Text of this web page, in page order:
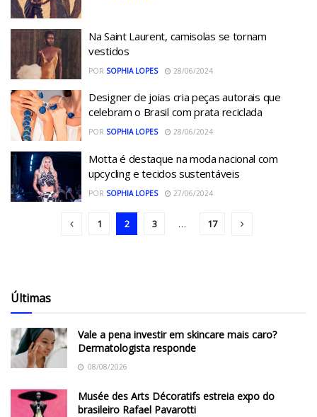
Na Saint Laurent, camisolas se tornam
vestidos
POR SOPHIA LOPES 28/06/2024
Designer de joias cria peças autorais que
celebram o Brasil com prata reciclada
POR SOPHIA LOPES 28/06/2024
Motta é destaque na moda nacional com
upcycling e tecidos sustentáveis
POR SOPHIA LOPES 27/06/2024
1 2 3 … 17
Últimas
Vale a pena investir em skincare mais caro?
Dermatologista responde
08/08/2026
Musée des Arts Décoratifs estreia expo do
brasileiro Rafael Pavarotti